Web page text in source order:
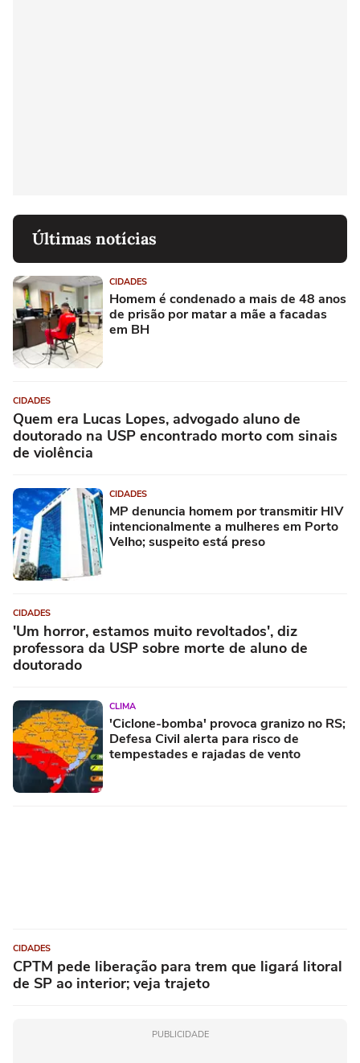
Últimas notícias
CIDADES
Homem é condenado a mais de 48 anos
de prisão por matar a mãe a facadas
em BH
CIDADES
Quem era Lucas Lopes, advogado aluno de
doutorado na USP encontrado morto com sinais
de violência
CIDADES
MP denuncia homem por transmitir HIV
intencionalmente a mulheres em Porto
Velho; suspeito está preso
CIDADES
'Um horror, estamos muito revoltados', diz
professora da USP sobre morte de aluno de
doutorado
CLIMA
'Ciclone-bomba' provoca granizo no RS;
Defesa Civil alerta para risco de
tempestades e rajadas de vento
CIDADES
CPTM pede liberação para trem que ligará litoral
de SP ao interior; veja trajeto
PUBLICIDADE